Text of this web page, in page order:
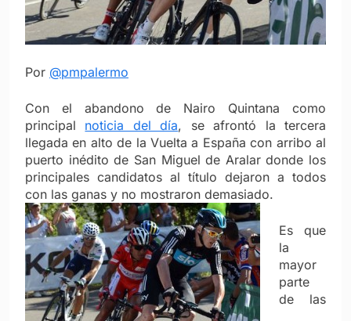
Por @pmpalermo
Con el abandono de Nairo Quintana como
principal noticia del día, se afrontó la tercera
llegada en alto de la Vuelta a España con arribo al
puerto inédito de San Miguel de Aralar donde los
principales candidatos al título dejaron a todos
con las ganas y no mostraron demasiado.
Es que
la
mayor
parte
de las